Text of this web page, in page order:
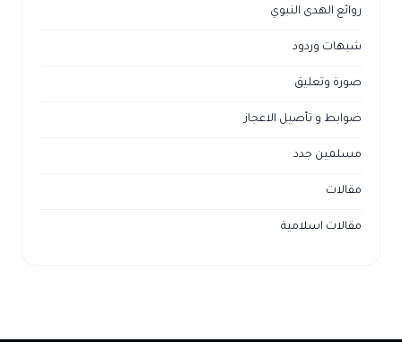
روائع الهدى النبوي
شبهات وردود
صورة وتعليق
ضوابط و تأصيل الاعجاز
مسلمين جدد
مقالات
مقالات اسلامية